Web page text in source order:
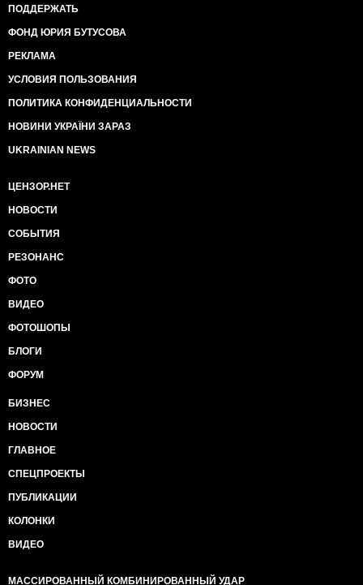
ПОДДЕРЖАТЬ
ФОНД ЮРИЯ БУТУСОВА
РЕКЛАМА
УСЛОВИЯ ПОЛЬЗОВАНИЯ
ПОЛИТИКА КОНФИДЕНЦИАЛЬНОСТИ
НОВИНИ УКРАЇНИ ЗАРАЗ
UKRAINIAN NEWS
ЦЕНЗОР.НЕТ
НОВОСТИ
СОБЫТИЯ
РЕЗОНАНС
ФОТО
ВИДЕО
ФОТОШОПЫ
БЛОГИ
ФОРУМ
БИЗНЕС
НОВОСТИ
ГЛАВНОЕ
СПЕЦПРОЕКТЫ
ПУБЛИКАЦИИ
КОЛОНКИ
ВИДЕО
МАССИРОВАННЫЙ КОМБИНИРОВАННЫЙ УДАР